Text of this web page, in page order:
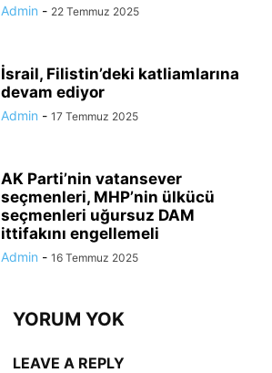
Admin - 22 Temmuz 2025
İsrail, Filistin’deki katliamlarına
devam ediyor
Admin - 17 Temmuz 2025
AK Parti’nin vatansever
seçmenleri, MHP’nin ülkücü
seçmenleri uğursuz DAM
ittifakını engellemeli
Admin - 16 Temmuz 2025
YORUM YOK
LEAVE A REPLY